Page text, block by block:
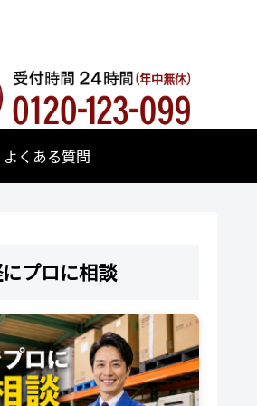
よくある質問
プロに相談